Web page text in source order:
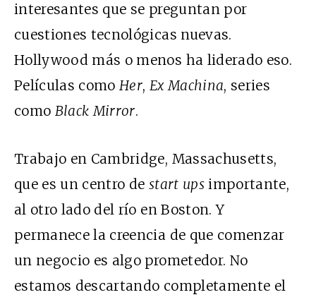
interesantes que se preguntan por
cuestiones tecnológicas nuevas.
Hollywood más o menos ha liderado eso.
Películas comoHer, Ex Machina, series
como Black Mirror.
Trabajo en Cambridge, Massachusetts,
que es un centro de start upsimportante,
al otro lado del río en Boston. Y
permanece la creencia de que comenzar
un negocio es algo prometedor. No
estamos descartando completamente el